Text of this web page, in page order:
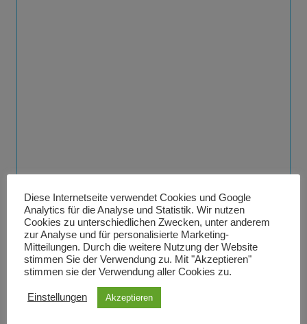
Diese Internetseite verwendet Cookies und Google
Analytics für die Analyse und Statistik. Wir nutzen
Cookies zu unterschiedlichen Zwecken, unter anderem
zur Analyse und für personalisierte Marketing-
Mitteilungen. Durch die weitere Nutzung der Website
stimmen Sie der Verwendung zu. Mit "Akzeptieren"
stimmen sie der Verwendung aller Cookies zu.
Einstellungen Akzeptieren